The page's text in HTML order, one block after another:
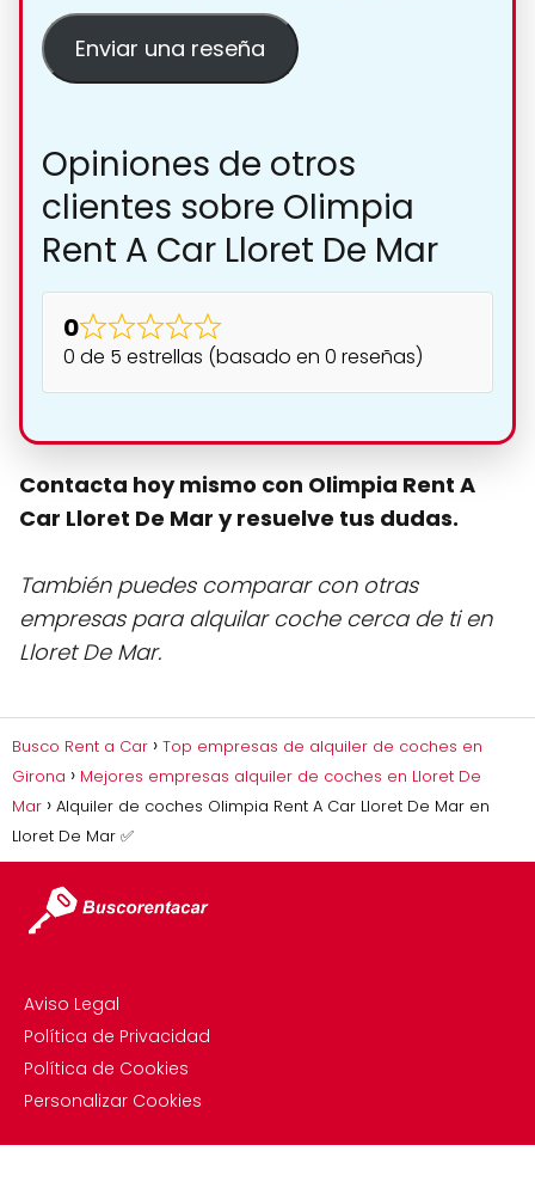
Enviar una reseña
Opiniones de otros
clientes sobre Olimpia
Rent A Car Lloret De Mar
0
0 de 5 estrellas (basado en 0 reseñas)
Contacta hoy mismo con Olimpia Rent A
Car Lloret De Mar y resuelve tus dudas.
También puedes comparar con otras
empresas para alquilar coche cerca de ti en
Lloret De Mar.
Busco Rent a Car
Top empresas de alquiler de coches en
Girona
Mejores empresas alquiler de coches en Lloret De
Mar
Alquiler de coches Olimpia Rent A Car Lloret De Mar en
Lloret De Mar ✅
Aviso Legal
Política de Privacidad
Política de Cookies
Personalizar Cookies